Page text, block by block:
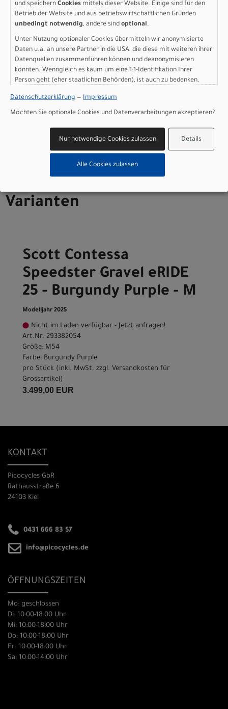
EU: 25kmh / US: 20mph
Batterie: Mahle Internal 36V-250Wh
Batteriekapazität: 250 Wh
Ladegerät: Mahle X35+ 100-240V
Display: Mahle iWoc ONE, Bluetooth / Dedicated
Smartphone app
Gewicht: 14,9 kg
Zulässiges Gesamtgewicht: 120 kg
Herstellerdaten gem. GPSR
Gutenbergstrasse 27
+49 (0) 89 898 78 36 ­ 0
scott­de@scott­sports.de
Varianten
Scott Contessa
Speedster Gravel eRIDE
25 - Burgundy Purple - M
Modelljahr 2025
Nicht im Laden verfügbar - Jetzt anfragen!
Art.Nr. 293382054
Größe: M54
Farbe: Burgundy Purple
pro Stück (inkl. MwSt. zzgl. Versandkosten für
Grossartikel)
3.499,00 EUR
KONTAKT
Picocycles GbR
Rathausstraße 6
24103 Kiel
0431 666 83 57
info@picocycles.de
ÖFFNUNGSZEITEN
Mo: geschlossen
Di: 10:00-18:00 Uhr
Mi: 10:00-18:00 Uhr
Do: 10:00-18:00 Uhr
Fr: 10:00-18:00 Uhr
Sa: 10:00-14:00 Uhr
und speichern Cookies mittels dieser Website. Einige sind für den
Betrieb der Website und aus betriebswirtschaftlichen Gründen
unbedingt notwendig, andere sind optional.
Unter Nutzung optionaler Cookies übermitteln wir anonymisierte
Daten u.a. an unsere Partner in die USA, die diese mit weiteren ihrer
Datenquellen zusammenführen können und deanonymisieren
könnten. Wenngleich es kaum um eine 1:1-Identifikation Ihrer
Person geht (eher staatlichen Behörden), ist auch zu bedenken,
sind wie bei uns in der Europäischen Union.
Datenschutzerklärung — Impressum
Möchten Sie optionale Cookies und Datenverarbeitungen akzeptieren?
Details
Nur notwendige Cookies zulassen
Alle Cookies zulassen